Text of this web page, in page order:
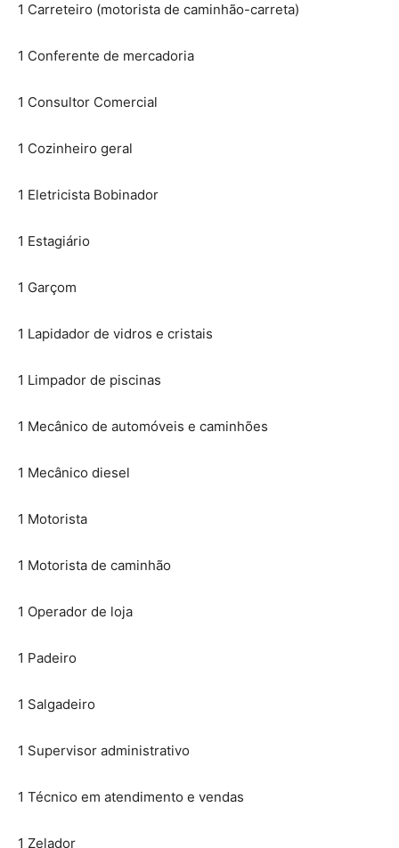
1 Carreteiro (motorista de caminhão-carreta)
1 Conferente de mercadoria
1 Consultor Comercial
1 Cozinheiro geral
1 Eletricista Bobinador
1 Estagiário
1 Garçom
1 Lapidador de vidros e cristais
1 Limpador de piscinas
1 Mecânico de automóveis e caminhões
1 Mecânico diesel
1 Motorista
1 Motorista de caminhão
1 Operador de loja
1 Padeiro
1 Salgadeiro
1 Supervisor administrativo
1 Técnico em atendimento e vendas
1 Zelador